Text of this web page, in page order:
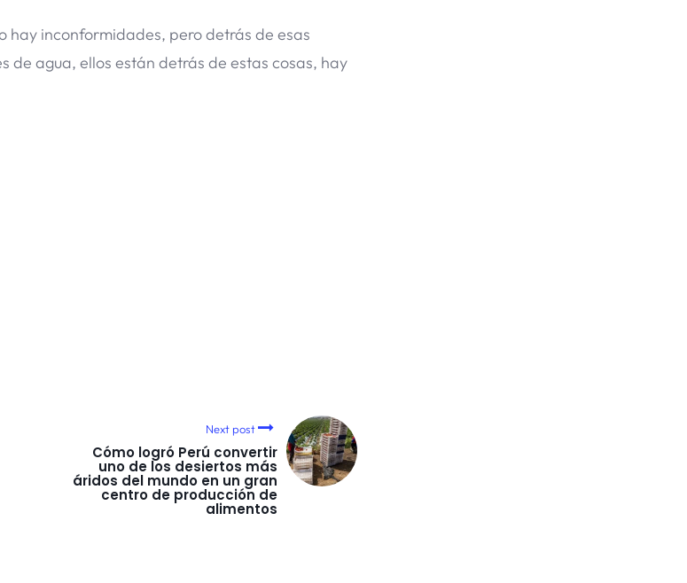
hay inconformidades, pero detrás de esas
de agua, ellos están detrás de estas cosas, hay
Next post
Cómo logró Perú convertir
uno de los desiertos más
áridos del mundo en un gran
centro de producción de
alimentos